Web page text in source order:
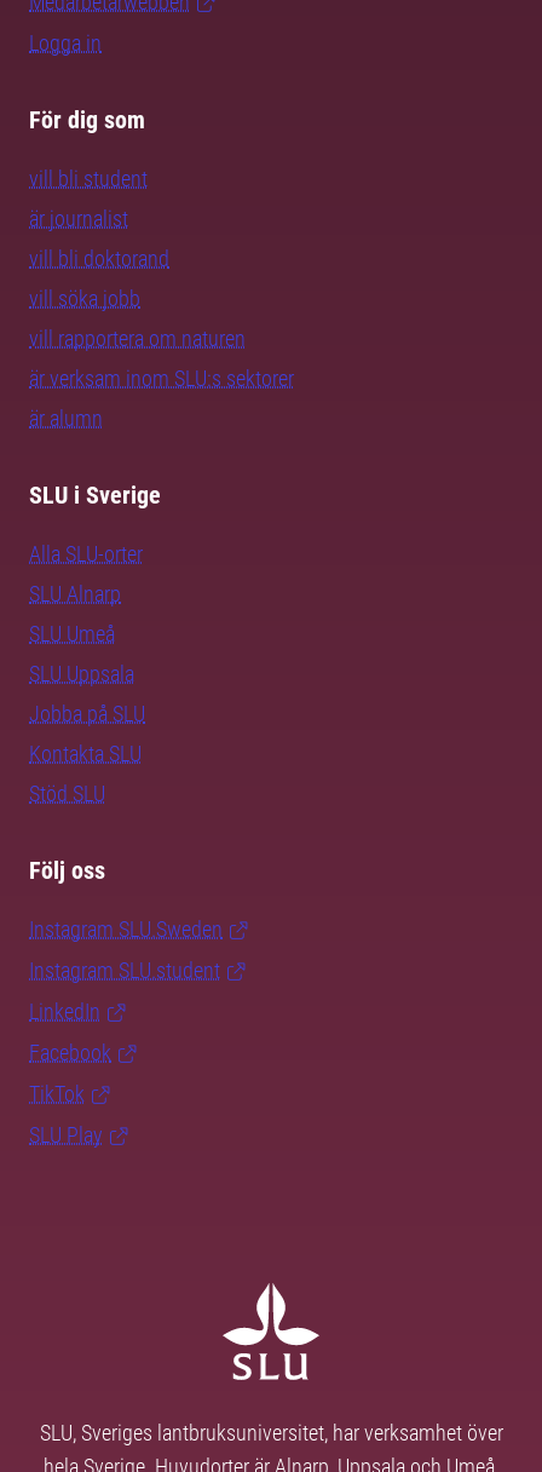
Logga in
För dig som
vill bli student
är journalist
vill bli doktorand
vill söka jobb
vill rapportera om naturen
är verksam inom SLU:s sektorer
är alumn
SLU i Sverige
Alla SLU-orter
SLU Alnarp
SLU Umeå
SLU Uppsala
Jobba på SLU
Kontakta SLU
Stöd SLU
Följ oss
Instagram SLU.Sweden
Instagram SLU.student
LinkedIn
Facebook
TikTok
SLU Play
SLU, Sveriges lantbruksuniversitet, har verksamhet över